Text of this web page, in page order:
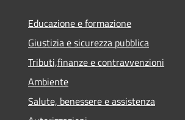
Educazione e formazione
Giustizia e sicurezza pubblica
Tributi,finanze e contravvenzioni
Ambiente
Salute, benessere e assistenza